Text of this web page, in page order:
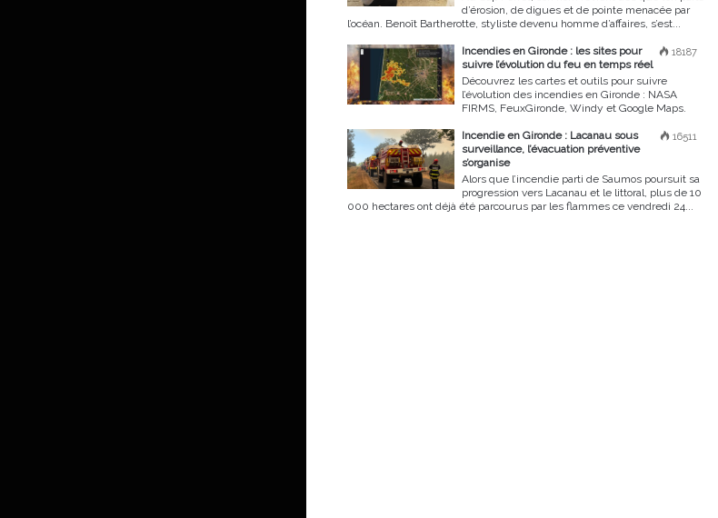
d’érosion, de digues et de pointe menacée par
l’océan. Benoît Bartherotte, styliste devenu homme d’affaires, s’est...
18187
Incendies en Gironde : les sites pour
suivre l’évolution du feu en temps réel
Découvrez les cartes et outils pour suivre
l’évolution des incendies en Gironde : NASA
FIRMS, FeuxGironde, Windy et Google Maps.
16511
Incendie en Gironde : Lacanau sous
surveillance, l’évacuation préventive
s’organise
Alors que l’incendie parti de Saumos poursuit sa
progression vers Lacanau et le littoral, plus de 10
000 hectares ont déjà été parcourus par les flammes ce vendredi 24...